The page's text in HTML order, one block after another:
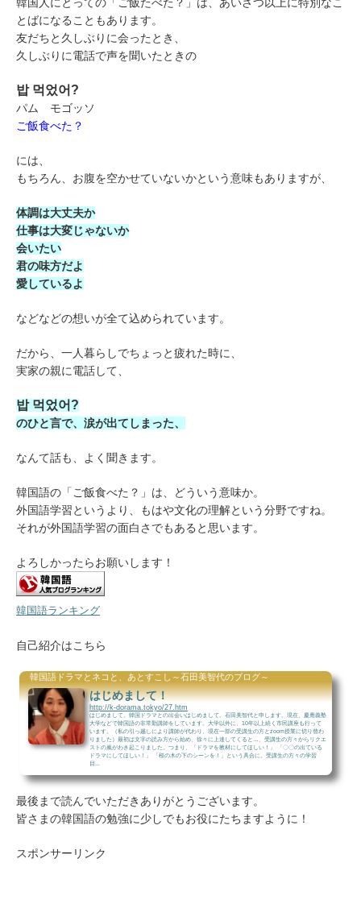
韓国人にとっての「ご飯たべた？」は、あいさつ以上に特別なこ
とばになることもあります。
友だちと久しぶりに会ったとき、
久しぶりに電話で声を聞いたときの
밥 먹었어?
パム モゴッソ
ご飯食べた？
には、
もちろん、お腹を空かせていないかという意味もありますが、
体調は大丈夫か
仕事は大変じゃないか
会いたい
君の味方だよ
愛しているよ
などなどの想いが全て込められています。
だから、一人暮らしでちょっと疲れた時に、
実家の親に電話して、
밥 먹었어?
のひと言で、涙が出てしまった、
なんて話も、よく聞きます。
韓国語の「ご飯食べた？」は、どういう意味か。
外国語学習というより、もはや文化の理解という分野ですね。
それが外国語学習の面白さでもあると思います。
よろしかったらお願いします！
韓国語ランキング
自己紹介はこちら
韓国語ドラマとネコと、あとすこし～石田美智代のブログ～
はじめまして！
http://k-dorama.tokyo/27.htm
はじめまして。韓国ドラマとの出会いはじめまして。石田美智代と申します。現在、慶應義塾
大学などで韓国語の非常勤講師をしています。大学以外に、10年以上続く市民講座も行って
います。（私の引っ越しにより講師が代わり、現在一部の受講生の方とzoom授業に切り替わ
りました）最初は文字の読み方から始め、徐々に上達してくると…、受講生の方々からリクエ
ストの嵐がわき起こりました。つまり、「ドラマを教材にしてほしい！」 「〇〇の出ている
ドラマにしてほしい！」 「桜の木の下のシーンを！」という具合に。受講生の方々の学習
目...
最後まで読んでいただきありがとうございます。
皆さまの韓国語の勉強に少しでもお役にたちますように！
スポンサーリンク